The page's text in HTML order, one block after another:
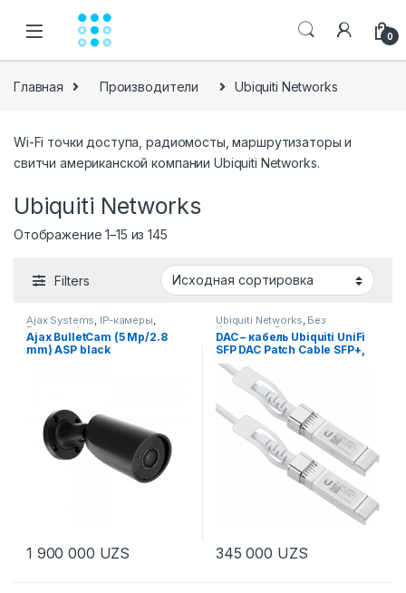
0
Главная Производители Ubiquiti Networks
Wi-Fi точки доступа, радиомосты, маршрутизаторы и
свитчи американской компании Ubiquiti Networks.
Ubiquiti Networks
Отображение 1–15 из 145
Filters
Ajax Systems, IP-камеры,
Видеонаблюдение ,
Вспомогательное
оборудование ,Для дома
Ajax BulletCam (5 Mp/2.8
mm) ASP black
1 900 000 UZS
Ubiquiti Networks, Без
Категории Вспомогательное
оборудование,Кабель
волокно-оптический, Модули
DAC – кабель Ubiquiti UniFi
SFP DAC Patch Cable SFP+,
10 Gbps, 0.5 метра (UC-
DAC-SFP+)
345 000 UZS